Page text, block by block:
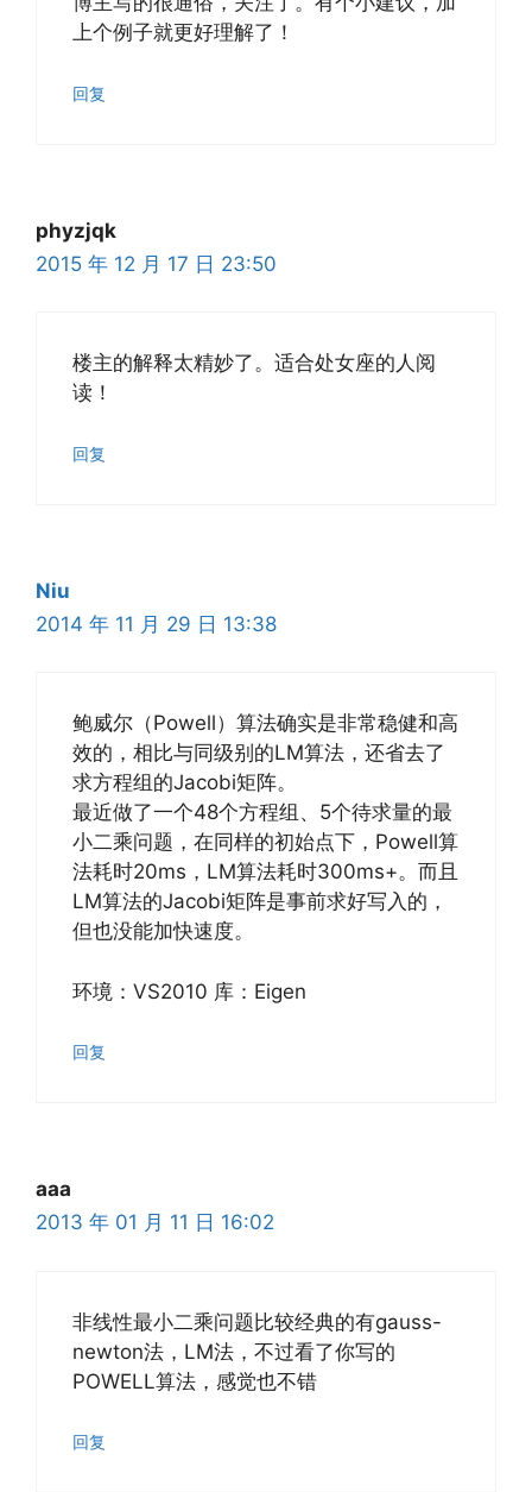
上个例子就更好理解了！
回复
phyzjqk
2015 年 12 月 17 日 23:50
楼主的解释太精妙了。适合处女座的人阅
读！
回复
Niu
2014 年 11 月 29 日 13:38
鲍威尔（Powell）算法确实是非常稳健和高
效的，相比与同级别的LM算法，还省去了
求方程组的Jacobi矩阵。
最近做了一个48个方程组、5个待求量的最
小二乘问题，在同样的初始点下，Powell算
法耗时20ms，LM算法耗时300ms+。而且
LM算法的Jacobi矩阵是事前求好写入的，
但也没能加快速度。
环境：VS2010 库：Eigen
回复
aaa
2013 年 01 月 11 日 16:02
非线性最小二乘问题比较经典的有gauss-
newton法，LM法，不过看了你写的
POWELL算法，感觉也不错
回复